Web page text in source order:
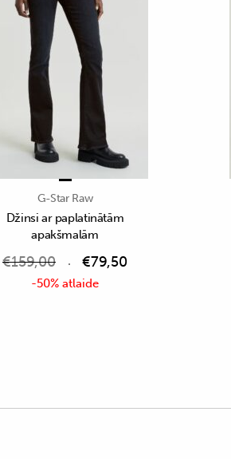
G-Star Raw
Džinsi ar paplatinātām
apakšmalām
€159,00 €79,50
-50% atlaide